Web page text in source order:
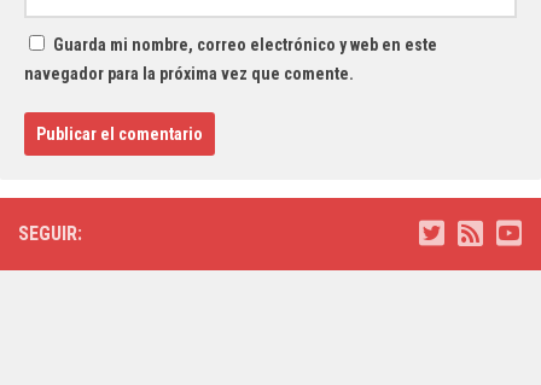
Guarda mi nombre, correo electrónico y web en este
navegador para la próxima vez que comente.
SEGUIR: